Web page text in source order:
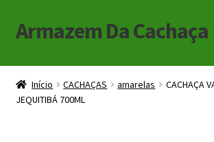
Pular
para
Pular
para
conteúdo
Armazem Da Cachaça
Início
Carrinho
Início CACHAÇAS amarelas
CACHAÇA
JEQUITIBÁ 700ML